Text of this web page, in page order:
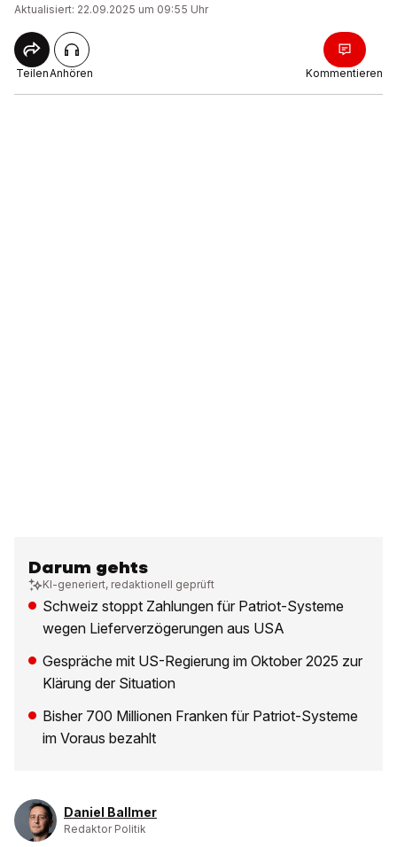
Aktualisiert: 22.09.2025 um 09:55 Uhr
TeilenAnhören Kommentieren
Darum gehts
KI-generiert, redaktionell geprüft
Schweiz stoppt Zahlungen für Patriot-Systeme
wegen Lieferverzögerungen aus USA
Gespräche mit US-Regierung im Oktober 2025 zur
Klärung der Situation
Bisher 700 Millionen Franken für Patriot-Systeme
im Voraus bezahlt
Daniel Ballmer
Redaktor Politik